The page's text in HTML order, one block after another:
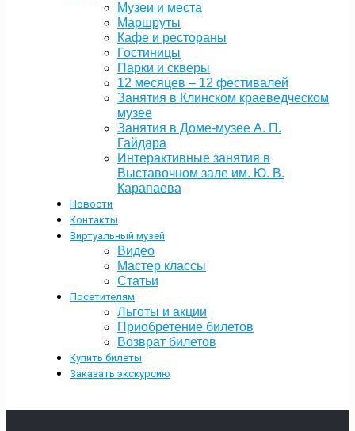
Музеи и места
Маршруты
Кафе и рестораны
Гостиницы
Парки и скверы
12 месяцев – 12 фестивалей
Занятия в Клинском краеведческом
музее
Занятия в Доме-музее А. П.
Гайдара
Интерактивные занятия в
Выставочном зале им. Ю. В.
Карапаева
Новости
Контакты
Виртуальный музей
Видео
Мастер классы
Статьи
Посетителям
Льготы и акции
Приобретение билетов
Возврат билетов
Купить билеты
Заказать экскурсию